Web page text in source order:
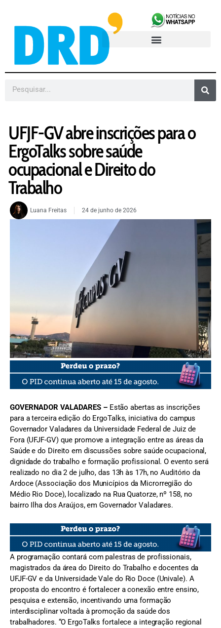
UFJF-GV abre inscrições para o
ErgoTalks sobre saúde
ocupacional e Direito do
Trabalho
Luana Freitas 24 de junho de 2026
FOTO: Divulgação/UFJF-GV
GOVERNADOR VALADARES – Estão abertas as inscrições
para a terceira edição do ErgoTalks, iniciativa do campus
Governador Valadares da Universidade Federal de Juiz de
Fora (UFJF-GV) que promove a integração entre as áreas da
Saúde e do Direito em discussões sobre saúde ocupacional,
dignidade do trabalho e formação profissional. O evento será
realizado no dia 2 de julho, das 13h às 17h, no Auditório da
Ardoce (Associação dos Municípios da Microrregião do
Médio Rio Doce), localizado na Rua Quatorze, nº 158, no
bairro Ilha dos Araújos, em Governador Valadares.
A programação contará com palestras de profissionais,
magistrados da área do Direito do Trabalho e docentes da
UFJF-GV e da Universidade Vale do Rio Doce (Univale). A
proposta do encontro é fortalecer a conexão entre ensino,
pesquisa e extensão, incentivando uma formação
interdisciplinar voltada à promoção da saúde dos
trabalhadores. “O ErgoTalks fortalece a integração regional